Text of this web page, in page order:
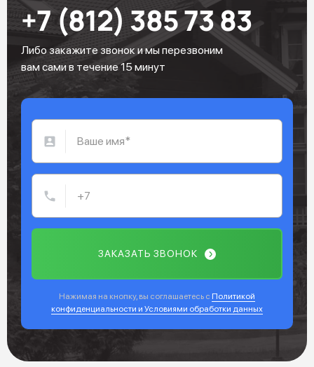
+7 (812) 385 73 83
Либо закажите звонок и мы перезвоним
вам сами в течение 15 минут
ЗАКАЗАТЬ ЗВОНОК
Нажимая на кнопку, вы соглашаетесь с Политикой
конфиденциальности и Условиями обработки данных